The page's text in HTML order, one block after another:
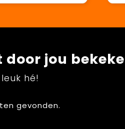
door jou
hé!
gevonden.